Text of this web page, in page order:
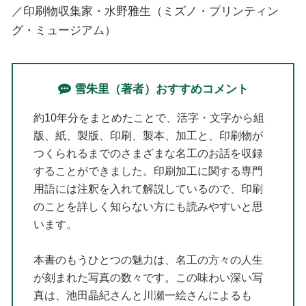
／印刷物収集家・水野雅生（ミズノ・プリンティン
グ・ミュージアム）
雪朱里（著者）おすすめコメント
約10年分をまとめたことで、活字・文字から組
版、紙、製版、印刷、製本、加工と、印刷物が
つくられるまでのさまざまな名工のお話を収録
することができました。印刷加工に関する専門
用語には注釈を入れて解説しているので、印刷
のことを詳しく知らない方にも読みやすいと思
います。
本書のもうひとつの魅力は、名工の方々の人生
が刻まれた写真の数々です。この味わい深い写
真は、池田晶紀さんと川瀬一絵さんによるも